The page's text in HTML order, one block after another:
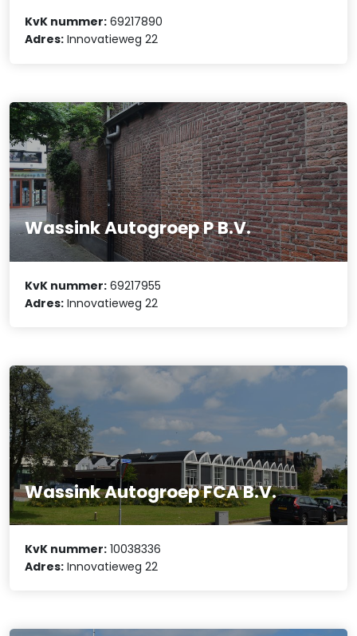
KvK nummer: 69217890
Adres: Innovatieweg 22
Wassink Autogroep P B.V.
KvK nummer: 69217955
Adres: Innovatieweg 22
Wassink Autogroep FCA B.V.
KvK nummer: 10038336
Adres: Innovatieweg 22